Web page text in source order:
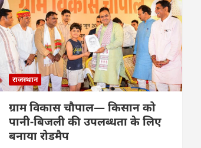
राजस्थान
ग्राम विकास चौपाल— किसान को
पानी-बिजली की उपलब्धता के लिए
बनाया रोडमैप